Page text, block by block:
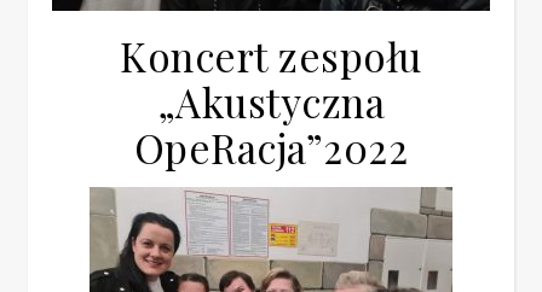
Koncert zespołu
„Akustyczna
OpeRacja”2022